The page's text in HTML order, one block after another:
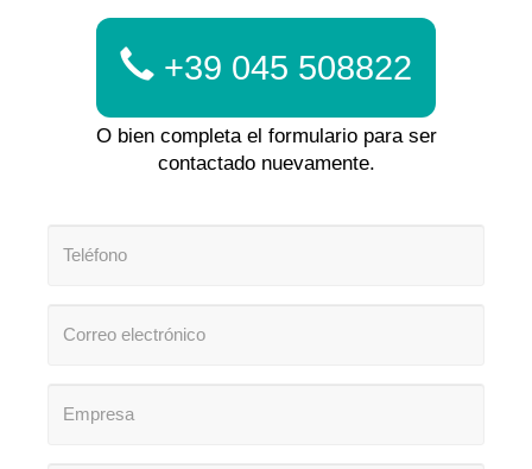
+39 045 508822
O bien completa el formulario para ser
contactado nuevamente.